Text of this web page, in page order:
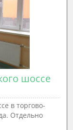
шоссе
в торгово-
Отдельно